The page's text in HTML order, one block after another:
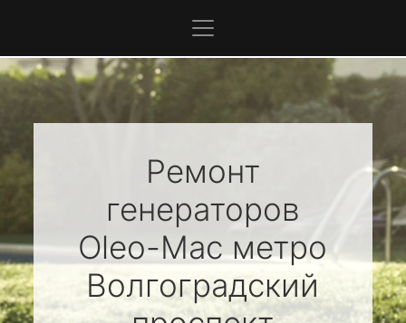
Ремонт
генераторов
Oleo-Macметро
Волгоградский